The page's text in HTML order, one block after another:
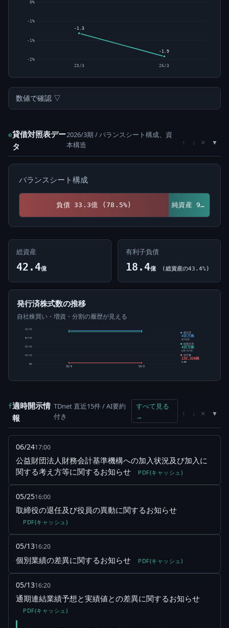
-2%
-1%
-1%
0%
-1.3
25/3
-1.9
26/3
数値で確認 ▽
e貸借対照表デー
タ
2026/3期 / バランスシート構成、資
本構造
↑ ↓ ×
バランスシート構成
負債 33.3億 (78.5%) 純資産 9.1億 (21.5%)
総資産
42.4億
有利子負債
18.4億 (総資産の43.4%)
発行済株式数の推移
自社株買い・増資・分割の履歴が見える
0株
1百万株
2百万株
3百万株
4百万株
25/3 26/3
発行済
4百万株
株式総数
純発行済
4百万株
総数-自己株
自己株
132,326株
3.45%
f適時開示情
報
TDnet 直近15件 / AI要約
付き
すべて見る
→
↑ ↓ ×
06/2417:00
公益財団法人財務会計基準機構への加入状況及び加入に
関する考え方等に関するお知らせ
PDF(キャッシュ)
05/2516:00
取締役の退任及び役員の異動に関するお知らせ
PDF(キャッシュ)
05/1316:20
個別業績の差異に関するお知らせ PDF(キャッシュ)
05/1316:20
通期連結業績予想と実績値との差異に関するお知らせ
PDF(キャッシュ)